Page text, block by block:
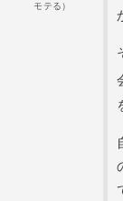
モテる）